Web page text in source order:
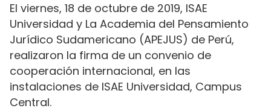
El viernes, 18 de octubre de 2019, ISAE
Universidad y La Academia del Pensamiento
Jurídico Sudamericano (APEJUS) de Perú,
realizaron la firma de un convenio de
cooperación internacional, en las
instalaciones de ISAE Universidad, Campus
Central.